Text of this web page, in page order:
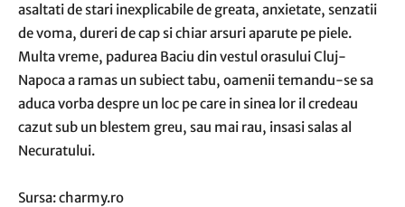
asaltati de stari inexplicabile de greata, anxietate, senzatii
de voma, dureri de cap si chiar arsuri aparute pe piele.
Multa vreme, padurea Baciu din vestul orasului Cluj-
Napoca a ramas un subiect tabu, oamenii temandu-se sa
aduca vorba despre un loc pe care in sinea lor il credeau
cazut sub un blestem greu, sau mai rau, insasi salas al
Necuratului.
Sursa: charmy.ro